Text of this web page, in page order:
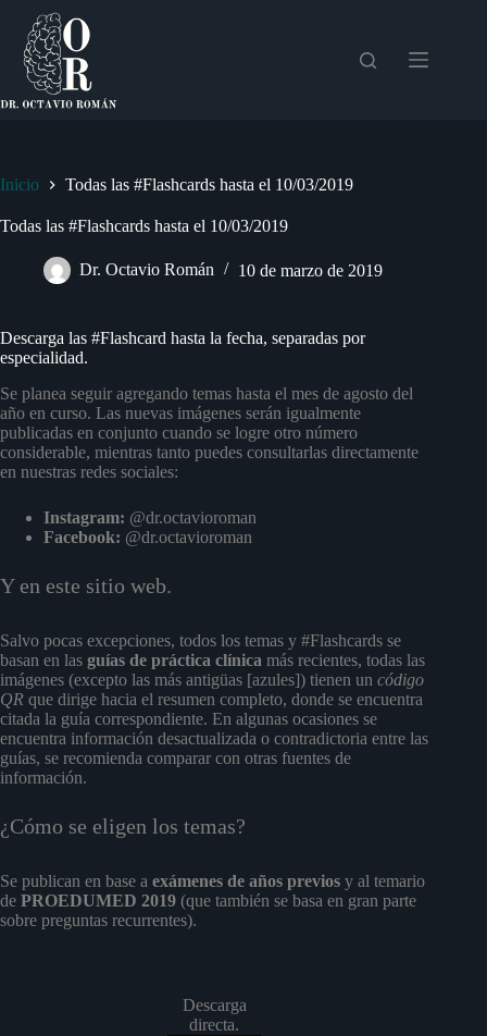
contenido
Inicio Todas las #Flashcards hasta el 10/03/2019
Todas las #Flashcards hasta el 10/03/2019
Dr. Octavio Román 10 de marzo de 2019
Descarga las #Flashcard hasta la fecha, separadas por
especialidad.
Se planea seguir agregando temas hasta el mes de agosto del
año en curso. Las nuevas imágenes serán igualmente
publicadas en conjunto cuando se logre otro número
considerable, mientras tanto puedes consultarlas directamente
en nuestras redes sociales:
Instagram: @dr.octavioroman
Facebook: @dr.octavioroman
Y en este sitio web.
Salvo pocas excepciones, todos los temas y #Flashcards se
basan en las guías de práctica clínica más recientes, todas las
imágenes (excepto las más antigüas [azules]) tienen un código
QR que dirige hacia el resumen completo, donde se encuentra
citada la guía correspondiente. En algunas ocasiones se
encuentra información desactualizada o contradictoria entre las
guías, se recomienda comparar con otras fuentes de
información.
¿Cómo se eligen los temas?
Se publican en base a exámenes de años previos y al temario
de PROEDUMED 2019 (que también se basa en gran parte
sobre preguntas recurrentes).
Descarga
directa.